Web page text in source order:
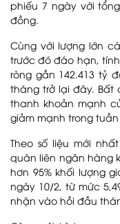
phiếu 7 ngày với
đồng.
Cùng với lượng lớn
trước đó đáo hạn,
ròng gần 142.413 tỷ
tháng trở lại đây.
thanh khoản mạnh
giảm mạnh trong tuần
Theo số liệu mới
quân liên ngân hàng
hơn 95% khối lượng
ngày 10/2, từ mức
nhận vào hồi đầu